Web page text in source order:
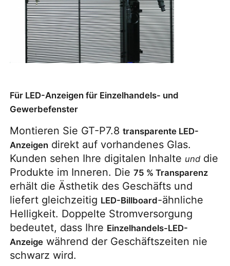
Für LED-Anzeigen für Einzelhandels- und
Gewerbefenster
Montieren Sie GT-P7.8 transparente LED-
Anzeigen direkt auf vorhandenes Glas.
Kunden sehen Ihre digitalen Inhalte und die
Produkte im Inneren. Die 75 % Transparenz
erhält die Ästhetik des Geschäfts und
liefert gleichzeitig LED-Billboard-ähnliche
Helligkeit. Doppelte Stromversorgung
bedeutet, dass Ihre Einzelhandels-LED-
Anzeige während der Geschäftszeiten nie
schwarz wird.